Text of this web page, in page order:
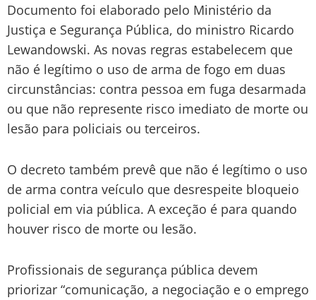
Documento foi elaborado pelo Ministério da
Justiça e Segurança Pública, do ministro Ricardo
Lewandowski. As novas regras estabelecem que
não é legítimo o uso de arma de fogo em duas
circunstâncias: contra pessoa em fuga desarmada
ou que não represente risco imediato de morte ou
lesão para policiais ou terceiros.
O decreto também prevê que não é legítimo o uso
de arma contra veículo que desrespeite bloqueio
policial em via pública. A exceção é para quando
houver risco de morte ou lesão.
Profissionais de segurança pública devem
priorizar “comunicação, a negociação e o emprego